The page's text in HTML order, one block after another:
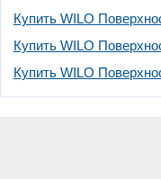
Купить WILO
Купить WILO
Купить WILO